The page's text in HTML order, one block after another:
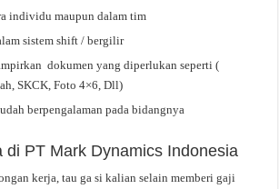
individu maupun dalam tim
sistem shift / bergilir
dokumen yang diperlukan seperti (
SKCK, Foto 4×6, Dll)
berpengalaman pada bidangnya
di PT Mark Dynamics Indonesia
kerja, tau ga si kalian selain memberi gaji